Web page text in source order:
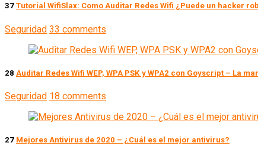
37 Tutorial WifiSlax: Como Auditar Redes Wifi ¿Puede un hacker
Seguridad 33 comments
28 Auditar Redes Wifi WEP, WPA PSK y WPA2 con Goyscript – La
Seguridad 18 comments
27 Mejores Antivirus de 2020 – ¿Cuál es el mejor antivirus?